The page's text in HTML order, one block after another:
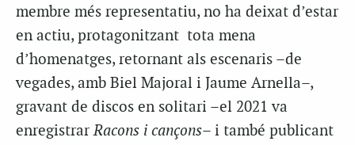
membre més representatiu, no ha deixat d’estar
en actiu, protagonitzant tota mena
d’homenatges, retornant als escenaris –de
vegades, amb Biel Majoral i Jaume Arnella–,
gravant de discos en solitari –el 2021 va
enregistrarRacons i cançons– i també publicant